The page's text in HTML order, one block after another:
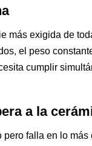
más exigida de
el peso
cumplir
a la
falla en lo